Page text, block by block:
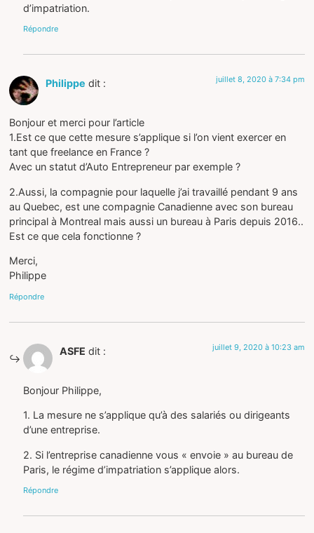
d’impatriation.
Répondre
Philippe dit : juillet 8, 2020 à 7:34 pm
Bonjour et merci pour l’article
1.Est ce que cette mesure s’applique si l’on vient exercer en
tant que freelance en France ?
Avec un statut d’Auto Entrepreneur par exemple ?
2.Aussi, la compagnie pour laquelle j’ai travaillé pendant 9 ans
au Quebec, est une compagnie Canadienne avec son bureau
principal à Montreal mais aussi un bureau à Paris depuis 2016..
Est ce que cela fonctionne ?
Merci,
Philippe
Répondre
ASFE dit : juillet 9, 2020 à 10:23 am
Bonjour Philippe,
1. La mesure ne s’applique qu’à des salariés ou dirigeants
d’une entreprise.
2. Si l’entreprise canadienne vous « envoie » au bureau de
Paris, le régime d’impatriation s’applique alors.
Répondre